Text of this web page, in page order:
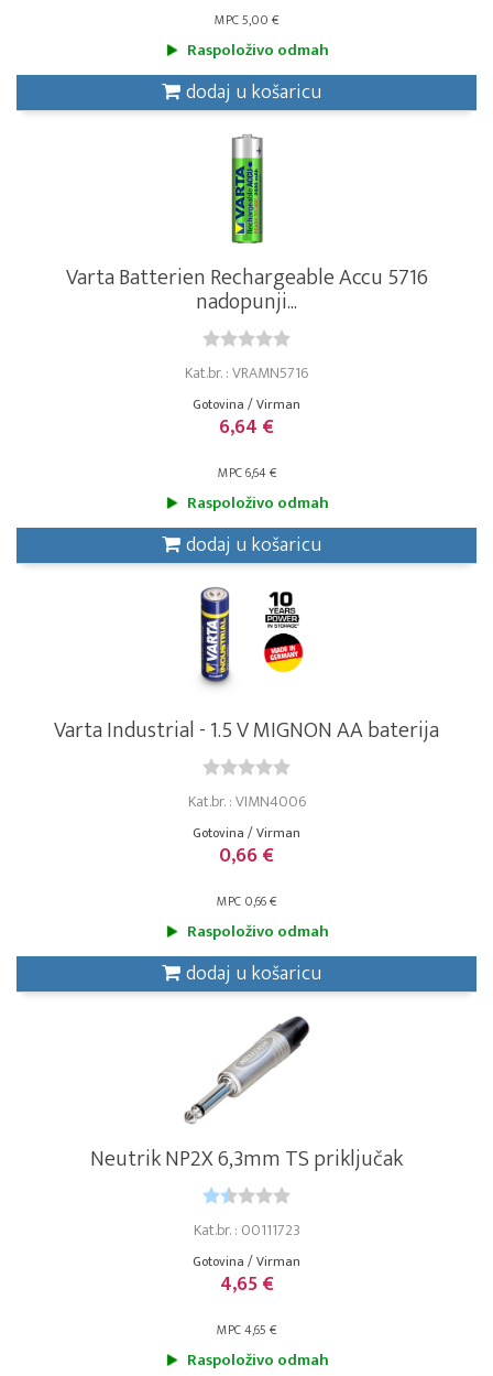
MPC 5,00 €
Raspoloživo odmah
dodaj u košaricu
Varta Batterien Rechargeable Accu 5716
nadopunji...
Kat.br. : VRAMN5716
Gotovina / Virman
6,64 €
MPC 6,64 €
Raspoloživo odmah
dodaj u košaricu
Varta Industrial - 1.5 V MIGNON AA baterija
Kat.br. : VIMN4006
Gotovina / Virman
0,66 €
MPC 0,66 €
Raspoloživo odmah
dodaj u košaricu
Neutrik NP2X 6,3mm TS priključak
Kat.br. : 00111723
Gotovina / Virman
4,65 €
MPC 4,65 €
Raspoloživo odmah